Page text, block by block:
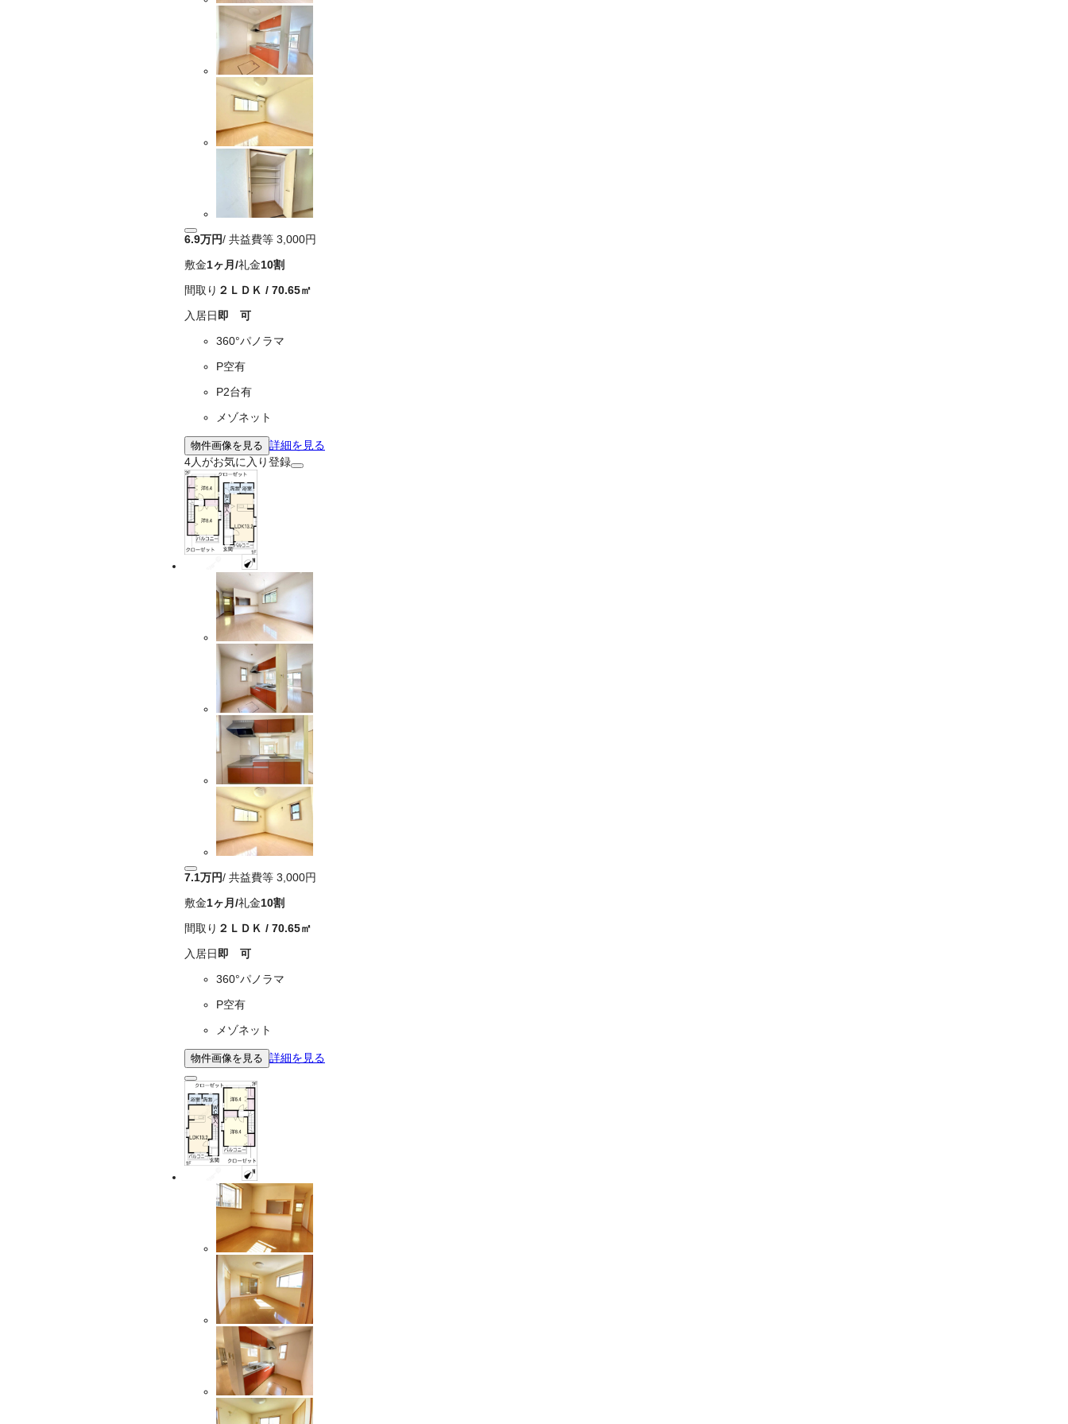
6.9万円/ 共益費等 3,000円
敷金1ヶ月 /礼金10割
間取り ２ＬＤＫ / 70.65㎡
入居日 即 可
360°パノラマ
P空有
P2台有
メゾネット
物件画像を見る 詳細を見る
4人がお気に入り登録
7.1万円/ 共益費等 3,000円
敷金1ヶ月 /礼金10割
間取り ２ＬＤＫ / 70.65㎡
入居日 即 可
360°パノラマ
P空有
メゾネット
物件画像を見る 詳細を見る